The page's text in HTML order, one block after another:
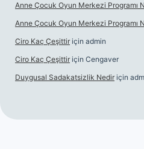
Anne Çocuk Oyun Merkezi Programı
Anne Çocuk Oyun Merkezi Programı
Ciro Kaç Çeşittir için admin
Ciro Kaç Çeşittir için Cengaver
Duygusal Sadakatsizlik Nedir için